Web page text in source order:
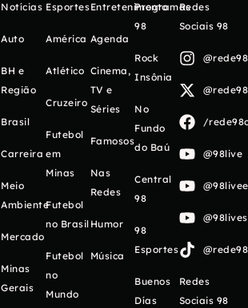
Notícias
Auto
BH e
Região
Brasil
Carreira
Meio
Ambiente
Mercado
Minas
Gerais
Esportes
América
Atlético
Cruzeiro
Futebol
em
Minas
Futebol
no Brasil
Futebol
no
Mundo
Entretenimento
Agenda
Cinema,
TV e
Séries
Famosos
Nas
Redes
Humor
Música
Programas
98
Rock
Insônia
No
Fundo
do Baú
Central
98
98
Esportes
Buenos
Días
Redes
Sociais 98
/
@98live
Redes
Sociais 98